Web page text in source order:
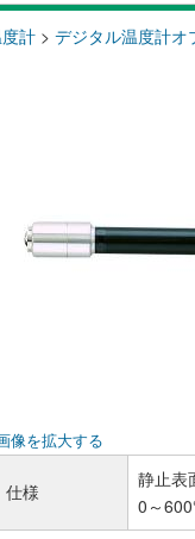
計 > デジタル温度計オ
像を拡大する
仕様
静止表
0～